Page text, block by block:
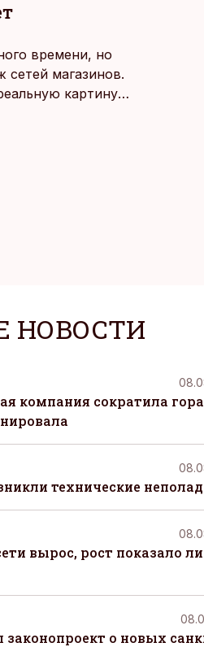
времени, но
магазинов.
картину
НОВОСТИ
компания сократила
технические
вырос, рост показало
о новых